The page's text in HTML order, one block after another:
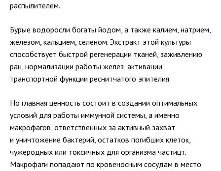
распылителем.
Бурые водоросли богаты йодом, а также калием, натрием,
железом, кальцием, селеном. Экстракт этой культуры
способствует быстрой регенерации тканей, заживлению
ран, нормализации работы желез, активации
транспортной функции реснитчатого эпителия.
Но главная ценность состоит в создании оптимальных
условий для работы иммунной системы, а именно
макрофагов, ответственных за активный захват
и уничтожение бактерий, остатков погибших клеток,
чужеродных или токсичных для организма частицт.
Макрофаги попадают по кровеносным сосудам в место